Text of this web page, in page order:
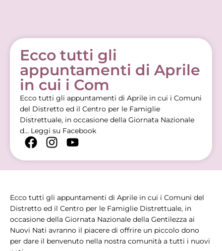
Ecco tutti gli
appuntamenti di Aprile
in cui i Com
Ecco tutti gli appuntamenti di Aprile in cui i Comuni
del Distretto ed il Centro per le Famiglie
Distrettuale, in occasione della Giornata Nazionale
d... Leggi su Facebook
Ecco tutti gli appuntamenti di Aprile in cui i Comuni del
Distretto ed il Centro per le Famiglie Distrettuale, in
occasione della Giornata Nazionale della Gentilezza ai
Nuovi Nati avranno il piacere di offrire un piccolo dono
per dare il benvenuto nella nostra comunità a tutti i nuovi